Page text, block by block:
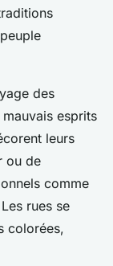
des
esprits
leurs
ou de
comme
rues se
colorées,